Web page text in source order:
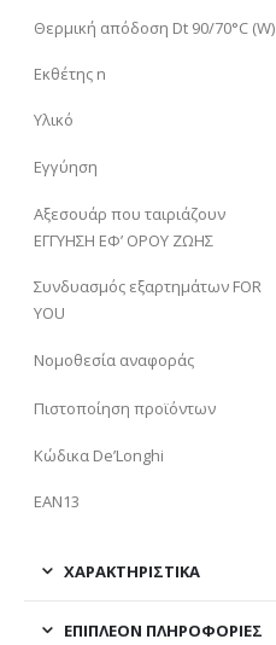
Θερμική απόδοση Dt 90/70°C (W)
Εκθέτης n
Υλικό
Εγγύηση
Αξεσουάρ που ταιριάζουν
ΕΓΓΥΗΣΗ ΕΦ’ ΟΡΟΥ ΖΩΗΣ
Συνδυασμός εξαρτημάτων FOR
YOU
Νομοθεσία αναφοράς
Πιστοποίηση προϊόντων
Κώδικα De’Longhi
EAN13
ΧΑΡΑΚΤΗΡΙΣΤΙΚΑ
ΕΠΙΠΛΈΟΝ ΠΛΗΡΟΦΟΡΊΕΣ